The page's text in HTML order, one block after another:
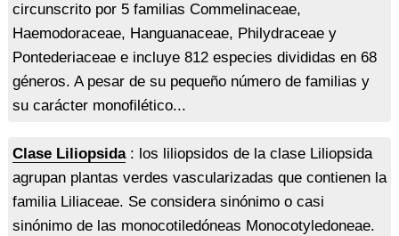
circunscrito por 5 familias Commelinaceae,
Haemodoraceae, Hanguanaceae, Philydraceae y
Pontederiaceae e incluye 812 especies divididas en 68
géneros. A pesar de su pequeño número de familias y
su carácter monofilético...
Clase Liliopsida: los liliopsidos de la clase Liliopsida
agrupan plantas verdes vascularizadas que contienen la
familia Liliaceae. Se considera sinónimo o casi
sinónimo de las monocotiledóneas Monocotyledoneae.